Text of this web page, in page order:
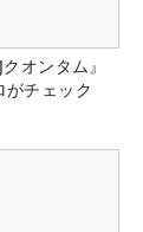
オンタム』
がチェック